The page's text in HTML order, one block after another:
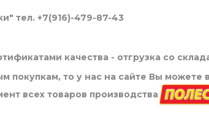
тел. +7(916)-479-87-43
качества - отгрузка со
покупкам, то у нас на сайте Вы
всех товаров производства